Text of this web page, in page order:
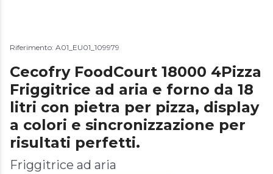
Riferimento: A01_EU01_109979
Cecofry FoodCourt 18000 4Pizza
Friggitrice ad aria e forno da 18
litri con pietra per pizza, display
a colori e sincronizzazione per
risultati perfetti.
Friggitrice ad aria